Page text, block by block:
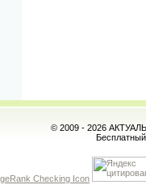
© 2009 - 2026